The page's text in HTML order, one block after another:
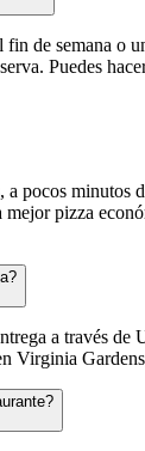
de semana o
Puedes
a pocos minutos
pizza
a través de
Virginia